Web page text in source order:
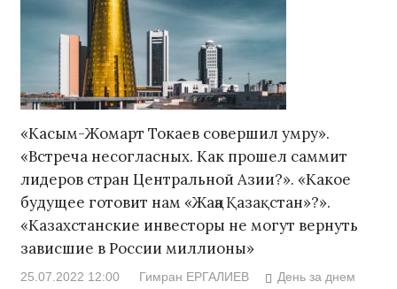
«Касым-Жомарт Токаев совершил умру».
«Встреча несогласных. Как прошел саммит
лидеров стран Центральной Азии?». «Какое
будущее готовит нам «Жаңа Қазақстан»?».
«Казахстанские инвесторы не могут вернуть
зависшие в России миллионы»
25.07.2022 12:00 Гимран ЕРГАЛИЕВ
День за днем